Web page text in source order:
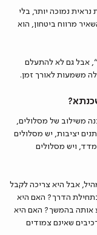
נמוכה יותר, בלי
מרווח ביטחון, הוא
אבל גם לא להתעלם
משמעות לאורך זמן.
משילוב של מסלולים,
יציבות, יש מסלולים
ויש מסלולים
אבל היא צריכה לקבל
הדרך? האם היא
אותה בהמשך? האם היא
שאינם צמודים